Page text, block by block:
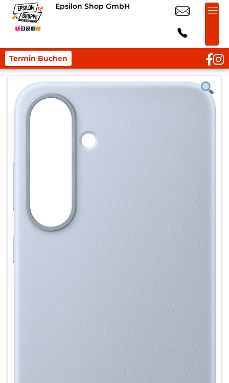
Epsilon Shop GmbH
Termin Buchen